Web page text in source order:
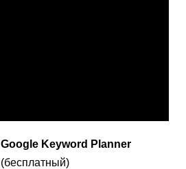
Google Keyword Planner
(бесплатный)